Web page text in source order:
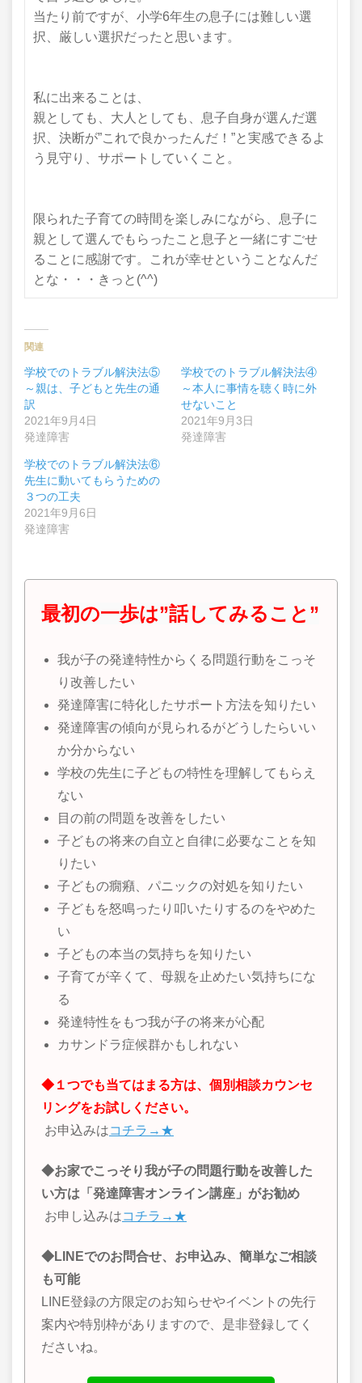
当たり前ですが、小学6年生の息子には難しい選
択、厳しい選択だったと思います。
私に出来ることは、
親としても、大人としても、息子自身が選んだ選
択、決断が”これで良かったんだ！”と実感できるよ
う見守り、サポートしていくこと。
限られた子育ての時間を楽しみにながら、息子に
親として選んでもらったこと息子と一緒にすごせ
ることに感謝です。これが幸せということなんだ
とな・・・きっと(^^)
関連
学校でのトラブル解決法⑤
～親は、子どもと先生の通
訳
2021年9月4日
発達障害
学校でのトラブル解決法④
～本人に事情を聴く時に外
せないこと
2021年9月3日
発達障害
学校でのトラブル解決法⑥
先生に動いてもらうための
３つの工夫
2021年9月6日
発達障害
最初の一歩は”話してみること”
我が子の発達特性からくる問題行動をこっそ
り改善したい
発達障害に特化したサポート方法を知りたい
発達障害の傾向が見られるがどうしたらいい
か分からない
学校の先生に子どもの特性を理解してもらえ
ない
目の前の問題を改善をしたい
子どもの将来の自立と自律に必要なことを知
りたい
子どもの癇癪、パニックの対処を知りたい
子どもを怒鳴ったり叩いたりするのをやめた
い
子どもの本当の気持ちを知りたい
子育てが辛くて、母親を止めたい気持ちにな
る
発達特性をもつ我が子の将来が心配
カサンドラ症候群かもしれない
◆１つでも当てはまる方は、個別相談カウンセ
リングをお試しください。
お申込みはコチラ→★
◆お家でこっそり我が子の問題行動を改善した
い方は「発達障害オンライン講座」がお勧め
お申し込みはコチラ→★
◆LINEでのお問合せ、お申込み、簡単なご相談
も可能
LINE登録の方限定のお知らせやイベントの先行
案内や特別枠がありますので、是非登録してく
ださいね。